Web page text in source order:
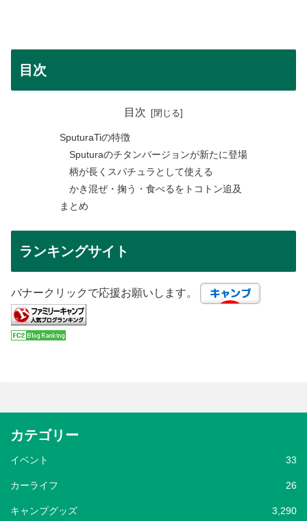
目次
目次
SputuraTiの特徴
Sputuraのチタンバージョンが新たに登場
柄が長くスパチュラとして使える
かき混ぜ・掬う・食べるをトコトン追及
まとめ
ランキングサイト
バナークリックで応援お願いします。
カテゴリー
イベント 33
カーライフ 26
キャンプグッズ 3,290